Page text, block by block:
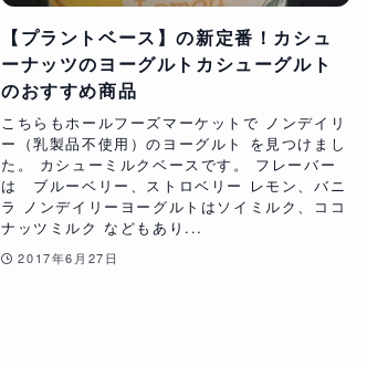
【プラントベース】の新定番！カシュ
ーナッツのヨーグルトカシューグルト
のおすすめ商品
こちらもホールフーズマーケットで ノンデイリ
ー（乳製品不使用）のヨーグルト を見つけまし
た。 カシューミルクベースです。 フレーバー
は ブルーベリー、ストロベリー レモン、バニ
ラ ノンデイリーヨーグルトはソイミルク、ココ
ナッツミルク などもあり...
2017年6月27日